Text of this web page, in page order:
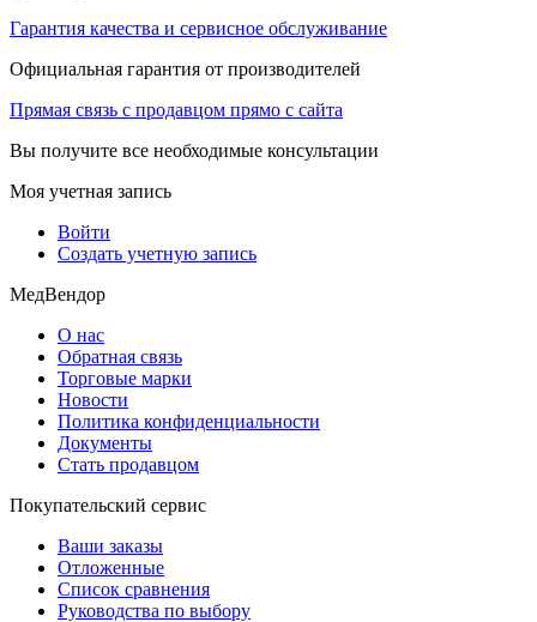
Гарантия качества и сервисное обслуживание
Официальная гарантия от производителей
Прямая связь с продавцом прямо с сайта
Вы получите все необходимые консультации
Моя учетная запись
Войти
Создать учетную запись
МедВендор
О нас
Обратная связь
Торговые марки
Новости
Политика конфиденциальности
Документы
Стать продавцом
Покупательский сервис
Ваши заказы
Отложенные
Список сравнения
Руководства по выбору